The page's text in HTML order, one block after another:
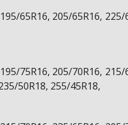
65R16, 205/65R16, 225/
75R16, 205/70R16, 215/
50R18, 255/45R18,